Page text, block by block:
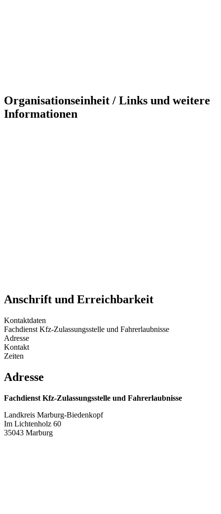
Organisationseinheit / Links und weitere
Informationen
Anschrift und Erreichbarkeit
Kontaktdaten
Fachdienst Kfz-Zulassungsstelle und Fahrerlaubnisse
Adresse
Kontakt
Zeiten
Adresse
Fachdienst Kfz-Zulassungsstelle und Fahrerlaubnisse
Landkreis Marburg-Biedenkopf
Im Lichtenholz 60
35043 Marburg